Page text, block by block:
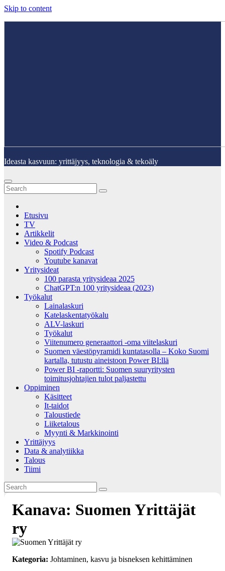
Skip to content
Ideasta kasvuun: yrittäjyys, teknologia & tekoäly
Etusivu
TV
Artikkelit
Video & Podcast
Spotify Podcast
Youtube kanavat
Yritysideat
100 parasta yritysideaa 2025
ChatGPT:n 100 yritysideaa (2023)
Työkalut
Lainalaskuri
Katelaskentatyökalu
ALV-laskuri
Työkalut
Viitenumero generaattori -oma viitelaskuri
Suomen väestöpyramidi kuntatasolla – Koko Suomi
kartalla, tutustu aineistoon Power BI:llä
Power BI -raportti: Suomen suuryritysten
toimitusjohtajien tulot paljastettu
Oppiminen
Käsitteet
It-taidot
Taloustiede
Liiketalous
Myynti & Markkinointi
Yrittäjyys
Data & analytiikka
Talous
Tiimi
Kanava: Suomen Yrittäjät
ry
Kategoria: Johtaminen, kasvu ja bisneksen kehittäminen